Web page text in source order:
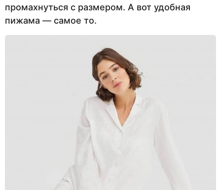
промахнуться с размером. А вот удобная
пижама — самое то.